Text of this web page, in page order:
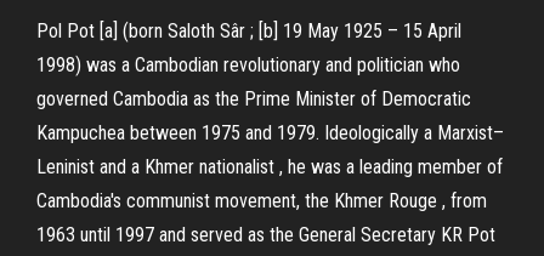
Pol Pot [a] (born Saloth Sâr ; [b] 19 May 1925 – 15 April
1998) was a Cambodian revolutionary and politician who
governed Cambodia as the Prime Minister of Democratic
Kampuchea between 1975 and 1979. Ideologically a Marxist–
Leninist and a Khmer nationalist , he was a leading member of
Cambodia's communist movement, the Khmer Rouge , from
1963 until 1997 and served as the General Secretary KR Pot